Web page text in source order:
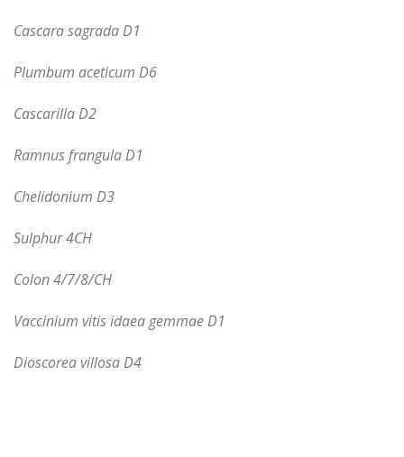
Cascara sagrada D1
Plumbum aceticum D6
Cascarilla D2
Ramnus frangula D1
Chelidonium D3
Sulphur 4CH
Colon 4/7/8/CH
Vaccinium vitis idaea gemmae D1
DioscoreavillosaD4